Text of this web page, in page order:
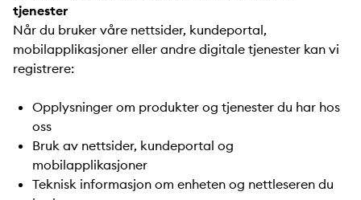
tjenester
Når du bruker våre nettsider, kundeportal,
mobilapplikasjoner eller andre digitale tjenester kan vi
registrere:
Opplysninger om produkter og tjenester du har hos
oss
Bruk av nettsider, kundeportal og
mobilapplikasjoner
Teknisk informasjon om enheten og nettleseren du